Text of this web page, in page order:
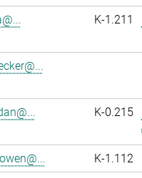
K-1.211
K-0.215
K-1.112